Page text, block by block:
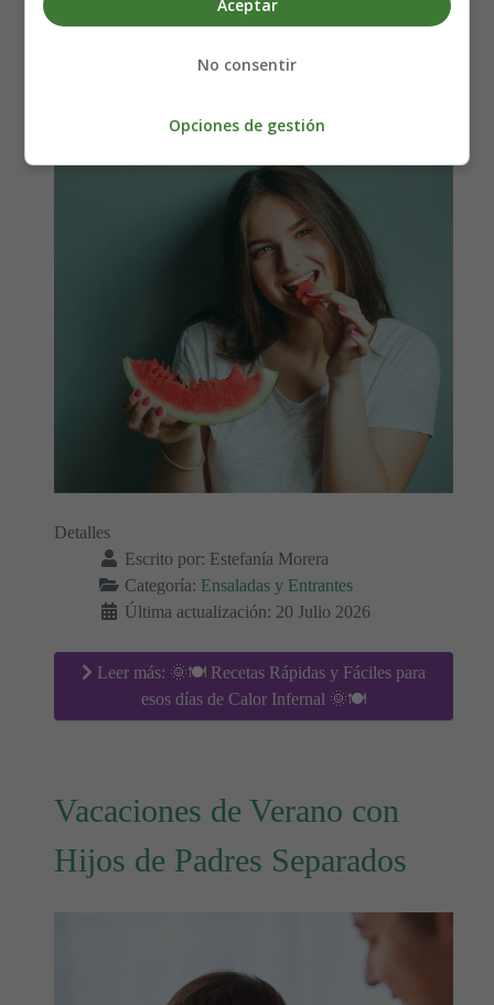
Detalles
Escrito por: Estefanía Morera
Categoría: Ensaladas y Entrantes
Última actualización: 20 Julio 2026
Leer más: 🌞🍽️ Recetas Rápidas y Fáciles para
esos días de Calor Infernal 🌞🍽️
Vacaciones de Verano con
Hijos de Padres Separados
Aceptar
No consentir
Opciones de gestión